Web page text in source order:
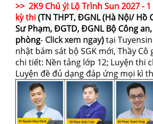
>> 2K9 Chú ý! Lộ Trình Sun 2027 -
kỳ thi(TN THPT, ĐGNL (Hà Nội/ Hồ
Sư Phạm, ĐGTD, ĐGNL Bộ Công
phòng- Click xem ngay)tại
nhật bám sát bộ SGK mới, Thầy Cô
chi tiết: Nền tảng lớp 12; Luyện thi
Luyện đề đủ dạng đáp ứng mọi kì